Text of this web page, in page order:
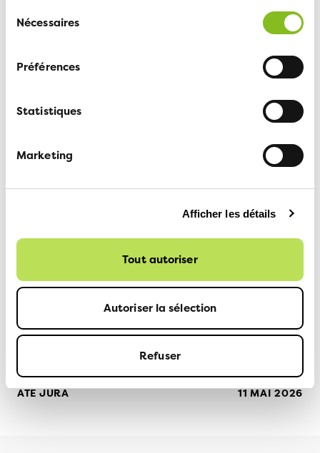
Nécessaires
Préférences
Statistiques
Marketing
Afficher les détails
Tout autoriser
Autoriser la sélection
Refuser
retour sur la page de la
section Jura
ATE JURA 11 MAI 2026